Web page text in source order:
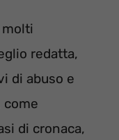
molti
redatta,
di abuso e
come
di cronaca,